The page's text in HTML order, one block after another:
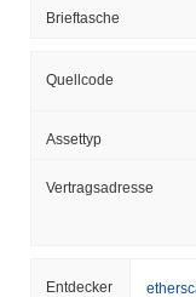
Brieftasche
Quellcode
Assettyp
Vertragsadresse
Entdecker